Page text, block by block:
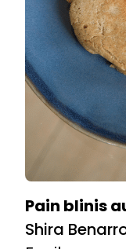
Pain blinis
Shira